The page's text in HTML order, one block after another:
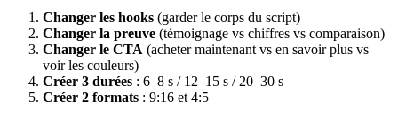
Changer les hooks (garder le corps du script)
Changer la preuve (témoignage vs chiffres vs comparaison)
Changer le CTA (acheter maintenant vs en savoir plus vs
voir les couleurs)
Créer 3 durées : 6–8 s / 12–15 s / 20–30 s
Créer 2 formats : 9:16 et 4:5